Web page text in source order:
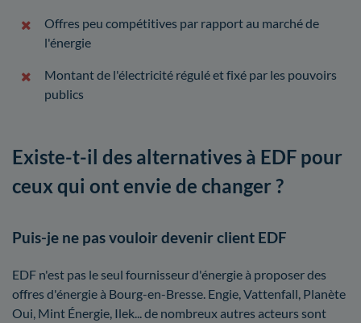
Offres peu compétitives par rapport au marché de
l'énergie
Montant de l'électricité régulé et fixé par les pouvoirs
publics
Existe-t-il des alternatives à EDF pour
ceux qui ont envie de changer ?
Puis-je ne pas vouloir devenir client EDF
EDF n'est pas le seul fournisseur d'énergie à proposer des
offres d'énergie à Bourg-en-Bresse. Engie, Vattenfall, Planète
Oui, Mint Énergie, Ilek... de nombreux autres acteurs sont